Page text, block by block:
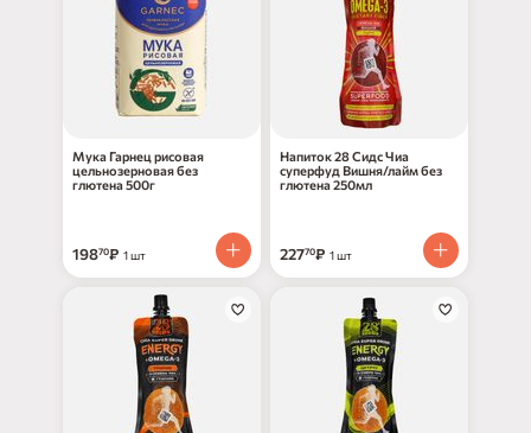
Мука Гарнец рисовая
цельнозерновая без
глютена 500г
19870₽ 1 шт
Напиток 28 Сидс Чиа
суперфуд Вишня/лайм без
глютена 250мл
22770₽ 1 шт